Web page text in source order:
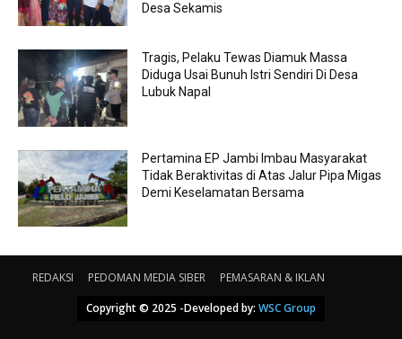
Desa Sekamis
Tragis, Pelaku Tewas Diamuk Massa
Diduga Usai Bunuh Istri Sendiri Di Desa
Lubuk Napal
Pertamina EP Jambi Imbau Masyarakat
Tidak Beraktivitas di Atas Jalur Pipa Migas
Demi Keselamatan Bersama
REDAKSI PEDOMAN MEDIA SIBER
PEMASARAN & IKLAN
Copyright © 2025 -Developed by: WSC Group